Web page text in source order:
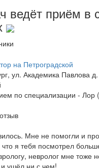
ведёт приём
на Петроградской
ул. Академика Павлова
по специализации - Лор
Мне не помогли и
что я тебя посмотрел
невролог мне тоже
и ушёл ни с чем!